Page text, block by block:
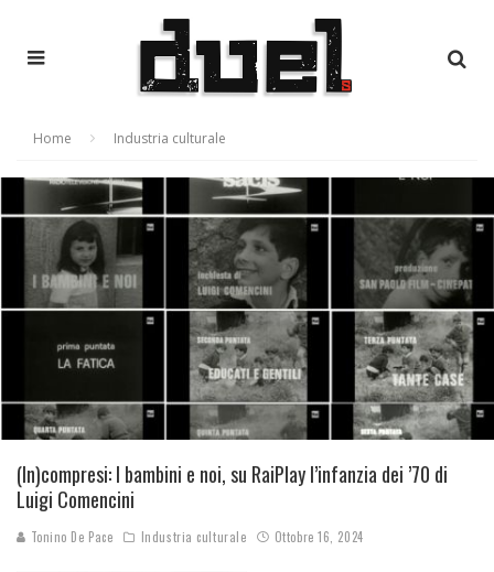
Home Industria culturale
(In)compresi: I bambini e noi, su RaiPlay l’infanzia dei ’70 di
Luigi Comencini
Tonino De Pace Industria culturale Ottobre 16, 2024